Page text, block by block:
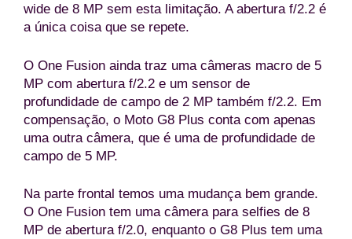
wide de 8 MP sem esta limitação. A abertura f/2.2 é
a única coisa que se repete.
O One Fusion ainda traz uma câmeras macro de 5
MP com abertura f/2.2 e um sensor de
profundidade de campo de 2 MP também f/2.2. Em
compensação, o Moto G8 Plus conta com apenas
uma outra câmera, que é uma de profundidade de
campo de 5 MP.
Na parte frontal temos uma mudança bem grande.
O One Fusion tem uma câmera para selfies de 8
MP de abertura f/2.0, enquanto o G8 Plus tem uma